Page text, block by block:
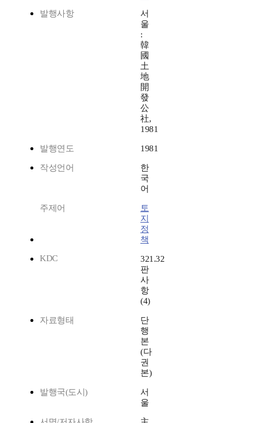
발행사항
서
울
:
韓
國
土
地
開
發
公
社,
1981
발행연도 1981
작성언어
한
국
어
주제어
토
지
정
책
KDC
321.32
판
사
항
(4)
자료형태
단
행
본
(다
권
본)
발행국(도시)
서
울